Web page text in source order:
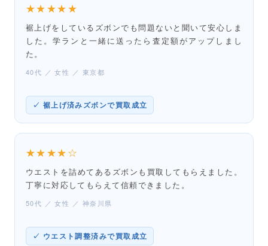
★★★★★
裾上げをしているズボンでも問題ないと聞いて安心しま
した。学ランと一緒に送ったら査定額がアップしまし
た。
40代 ／ 女性 ／ 東京都
✓ 裾上げ済みズボンで買取成立
★★★★☆
ウエストを詰めてあるズボンも買取してもらえました。
丁寧に対応してもらえて信頼できました。
50代 ／ 女性 ／ 神奈川県
✓ ウエスト調整済みで買取成立